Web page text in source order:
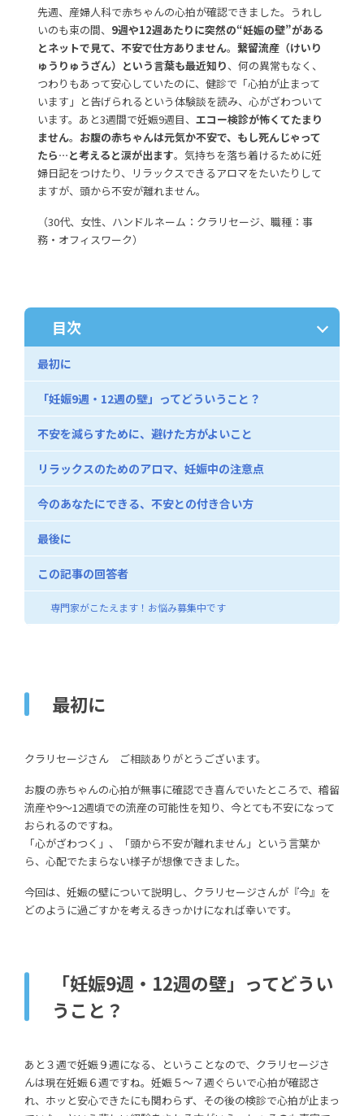
先週、産婦人科で赤ちゃんの心拍が確認できました。うれし
いのも束の間、 9週や12週あたりに突然の“妊娠の壁”がある
とネットで見て、不安で仕方ありません。 繋留流産（けいり
ゅうりゅうざん）という言葉も最近知り、何の異常もなく、
つわりもあって安心していたのに、健診で「心拍が止まって
います」と告げられるという体験談を読み、心がざわついて
います。あと3週間で妊娠9週目、 エコー検診が怖くてたまり
ません。 お腹の赤ちゃんは元気か不安で、もし死んじゃって
たら…と考えると涙が出ます。気持ちを落ち着けるために妊
婦日記をつけたり、リラックスできるアロマをたいたりして
ますが、頭から不安が離れません。
（30代、女性、ハンドルネーム：クラリセージ、職種：事
務・オフィスワーク）
目次
最初に
「妊娠9週・12週の壁」ってどういうこと？
不安を減らすために、避けた方がよいこと
リラックスのためのアロマ、妊娠中の注意点
今のあなたにできる、不安との付き合い方
最後に
この記事の回答者
専門家がこたえます！お悩み募集中です
最初に
クラリセージさん ご相談ありがとうございます。
お腹の赤ちゃんの心拍が無事に確認でき喜んでいたところで、稽留
流産や9～12週頃での流産の可能性を知り、今とても不安になって
おられるのですね。
「心がざわつく」、「頭から不安が離れません」という言葉か
ら、心配でたまらない様子が想像できました。
今回は、妊娠の壁について説明し、クラリセージさんが『今』を
どのように過ごすかを考えるきっかけになれば幸いです。
「妊娠9週・12週の壁」ってどうい
うこと？
あと３週で妊娠９週になる、ということなので、クラリセージさ
んは現在妊娠６週ですね。妊娠５～７週ぐらいで心拍が確認さ
れ、ホッと安心できたにも関わらず、その後の検診で心拍が止まっ